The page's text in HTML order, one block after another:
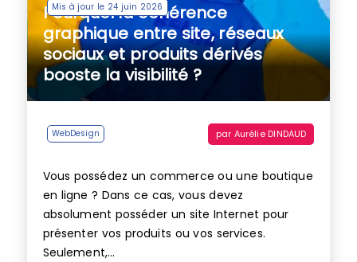
Mis à jour le 24 juin 2026
Pourquoi la cohérence
graphique entre site, réseaux
sociaux et produits dérivés
booste la visibilité ?
WebDesign par Aurélie DINDAUD
Vous possédez un commerce ou une boutique
en ligne ? Dans ce cas, vous devez
absolument posséder un site Internet pour
présenter vos produits ou vos services.
Seulement,...